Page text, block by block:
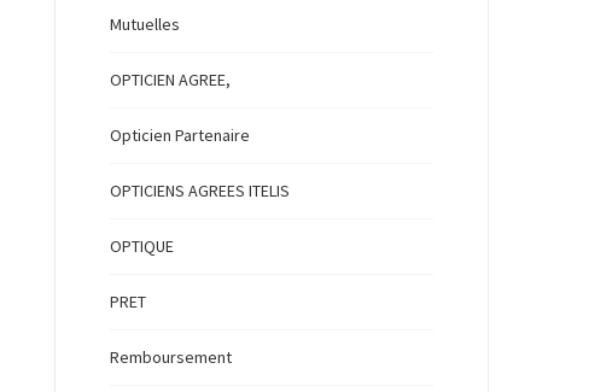
Mutuelles
OPTICIEN AGREE,
Opticien Partenaire
OPTICIENS AGREES ITELIS
OPTIQUE
PRET
Remboursement